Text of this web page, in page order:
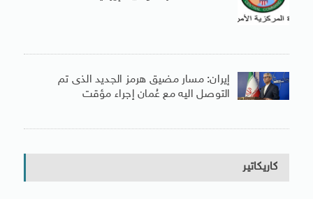
إيران: مسار مضيق هرمز الجديد الذى تم
التوصل اليه مع عُمان إجراء مؤقت
كاريكاتير